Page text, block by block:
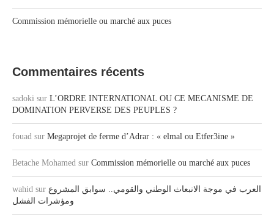
Commission mémorielle ou marché aux puces
Commentaires récents
sadoki sur L’ORDRE INTERNATIONAL OU CE MECANISME DE
DOMINATION PERVERSE DES PEUPLES ?
fouad sur Megaprojet de ferme d’Adrar : « elmal ou Etfer3ine »
Betache Mohamed sur Commission mémorielle ou marché aux puces
wahid sur العرب في موجة الانبعاث الوطني والقومي.. سوابق المشروع
ومؤشرات الفشل